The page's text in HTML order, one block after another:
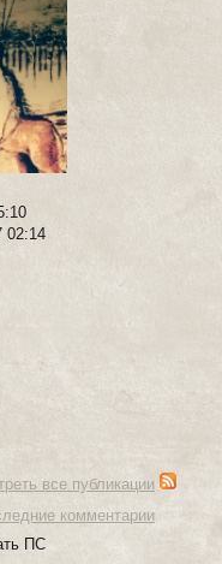
02:14
все публикации
комментарии
ПС